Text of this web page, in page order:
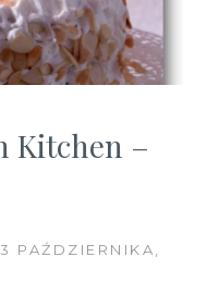
Kitchen –
PAŹDZIERNIKA,